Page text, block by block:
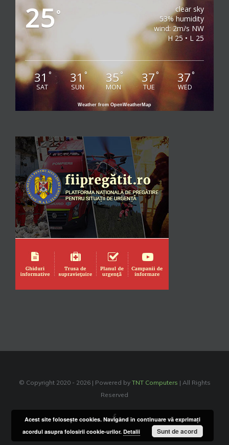
25°
clear sky
53% humidity
wind: 2m/s NW
H 25 • L 25
31 °
SAT
31°
SUN
35°
MON
37°
TUE
37°
WED
Weather from OpenWeatherMap
© Copyright 2020 - 2026 | Powered by TNT Computers | All Rights
Reserved
Facebook
Acest site foloseşte cookies. Navigând în continuare vă exprimaţi
acordul asupra folosirii cookie-urilor. Detalii Sunt de acord